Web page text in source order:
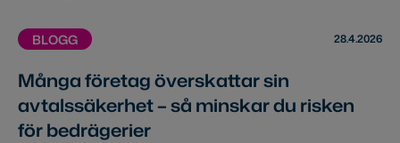
BLOGG 28.4.2026
Många företag överskattar sin
avtalssäkerhet – så minskar du risken
för bedrägerier